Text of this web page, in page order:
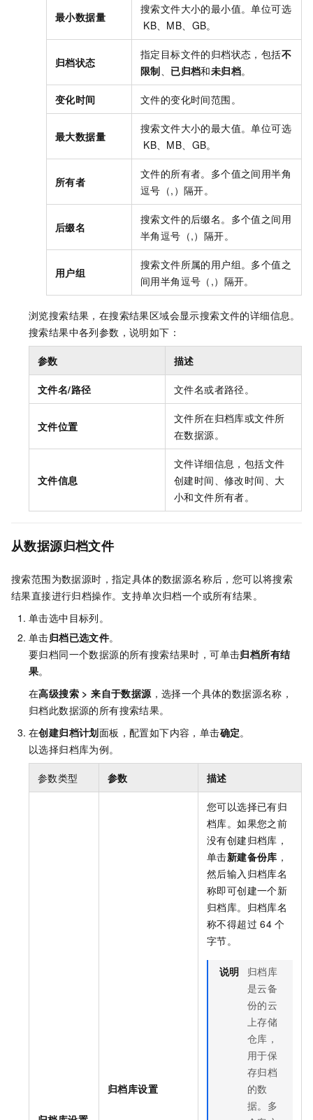
最小数据量
搜索文件大小的最小值。单位可选
KB、MB、GB。
归档状态
指定目标文件的归档状态，包括不
限制、 已归档和未归档。
变化时间 文件的变化时间范围。
最大数据量
搜索文件大小的最大值。单位可选
KB、MB、GB。
所有者
文件的所有者。多个值之间用半角
逗号（,）隔开。
后缀名
搜索文件的后缀名。多个值之间用
半角逗号（,）隔开。
用户组
搜索文件所属的用户组。多个值之
间用半角逗号（,）隔开。
浏览搜索结果，在搜索结果区域会显示搜索文件的详细信息。
搜索结果中各列参数，说明如下：
参数 描述
文件名/路径 文件名或者路径。
文件位置
文件所在归档库或文件所
在数据源。
文件信息
文件详细信息，包括文件
创建时间、修改时间、大
小和文件所有者。
从数据源归档文件
搜索范围为数据源时，指定具体的数据源名称后，您可以将搜索
结果直接进行归档操作。支持单次归档一个或所有结果。
单击选中目标列。
单击归档已选文件。
要归档同一个数据源的所有搜索结果时，可单击归档所有结
果。
在高级搜索 >来自于数据源 ，选择一个具体的数据源名称，
归档此数据源的所有搜索结果。
在创建归档计划面板，配置如下内容，单击确定。
以选择归档库为例。
参数类型 参数 描述
归档库设置
您可以选择已有归
档库。如果您之前
没有创建归档库，
单击新建备份库 ，
然后输入归档库名
称即可创建一个新
归档库。归档库名
称不得超过 64 个
字节。
说明
归档库
是云备
份的云
上存储
仓库，
用于保
存归档
的数
据。多